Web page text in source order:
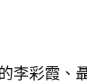
彩霞、